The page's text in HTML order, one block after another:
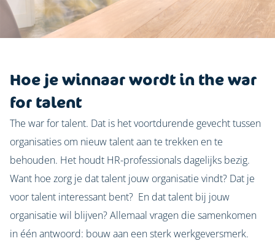
Hoe je winnaar wordt in the war
for talent
The war for talent. Dat is het voortdurende gevecht tussen
organisaties om nieuw talent aan te trekken en te
behouden. Het houdt HR-professionals dagelijks bezig.
Want hoe zorg je dat talent jouw organisatie vindt? Dat je
voor talent interessant bent? En dat talent bij jouw
organisatie wil blijven? Allemaal vragen die samenkomen
in één antwoord: bouw aan een sterk werkgeversmerk.